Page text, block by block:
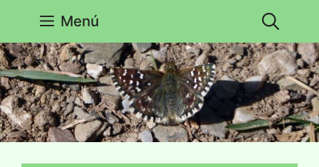
contenido
Menú